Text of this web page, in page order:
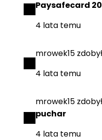
Paysafecard 20
4 lata temu
mrowek15 zdobył
4 lata temu
mrowek15 zdobył
puchar
4 lata temu